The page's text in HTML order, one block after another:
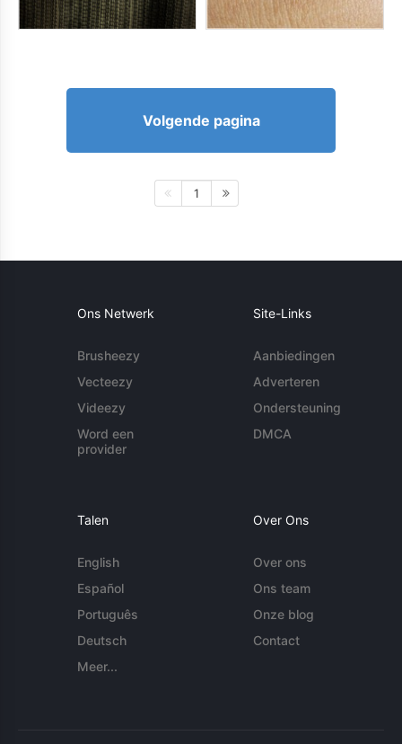
Volgende pagina
1
Ons Netwerk
Brusheezy
Vecteezy
Videezy
Word een
provider
Site-Links
Aanbiedingen
Adverteren
Ondersteuning
DMCA
Talen
English
Español
Português
Deutsch
Meer...
Over Ons
Over ons
Ons team
Onze blog
Contact